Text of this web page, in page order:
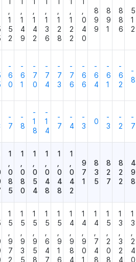
1
5
2
1
4
9
1
4
2
1
3
6
1
2
8
1
2
2
0
4
0
8
9
9
8
9
1
8
8
6
5
1
2
-
6
0
-
6
1
-
7
0
-
7
4
-
7
3
-
7
6
-
6
6
-
6
4
-
6
1
-
6
2
-
8
-
7
-
8
-
1
8
-
1
4
-
7
-
4
-
3
0
-
3
-
2
-
7
1
0
8
5
1
0
8
0
1
0
5
4
1
0
4
8
1
0
4
8
1
0
4
2
9
7
1
8
3
5
8
2
7
8
2
2
4
9
8
1
5
9
7
2
1
5
9
3
5
1
5
9
5
8
1
5
6
4
7
1
5
9
1
6
1
4
9
8
4
1
4
9
0
1
1
4
7
4
8
1
5
2
0
8
1
3
3
2
4
1
3
2
4
0